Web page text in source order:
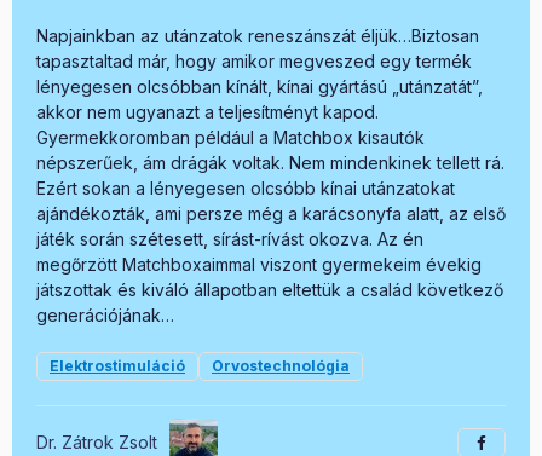
Napjainkban az utánzatok reneszánszát éljük…Biztosan
tapasztaltad már, hogy amikor megveszed egy termék
lényegesen olcsóbban kínált, kínai gyártású „utánzatát”,
akkor nem ugyanazt a teljesítményt kapod.
Gyermekkoromban például a Matchbox kisautók
népszerűek, ám drágák voltak. Nem mindenkinek tellett rá.
Ezért sokan a lényegesen olcsóbb kínai utánzatokat
ajándékozták, ami persze még a karácsonyfa alatt, az első
játék során szétesett, sírást-rívást okozva. Az én
megőrzött Matchboxaimmal viszont gyermekeim évekig
játszottak és kiváló állapotban eltettük a család következő
generációjának…
Elektrostimuláció Orvostechnológia
Dr. Zátrok Zsolt